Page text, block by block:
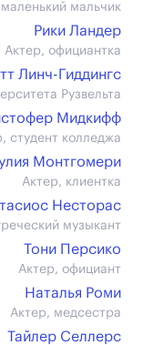
мальчик
Рики Ландер
Актер, официантка
Линч-Гиддингс
Рузвельта
Мидкифф
студент колледжа
Монтгомери
Актер, клиентка
Несторас
музыкант
Тони Персико
Актер, официант
Наталья Роми
Актер, медсестра
Тайлер Селлерс